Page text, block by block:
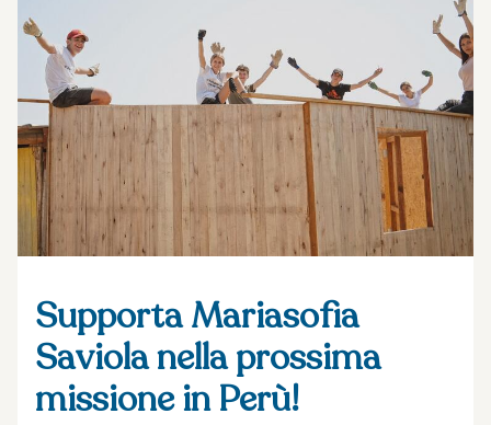
Supporta Mariasofia
Saviola nella prossima
missione in Perù!